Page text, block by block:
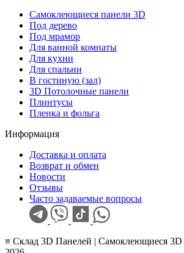
Самоклеющиеся панели 3D
Под дерево
Под мрамор
Для ванной комнаты
Для кухни
Для спальни
В гостиную (зал)
3D Потолочные панели
Плинтусы
Пленка и фольга
Информация
Доставка и оплата
Возврат и обмен
Новости
Отзывы
Часто задаваемые вопросы
≡ Склад 3D Панелей | Самоклеющиеся